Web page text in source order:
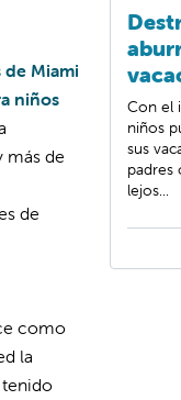
Miami
niños
más de
de
como
la
tenido
Con el
niños
sus
padres
lejos...